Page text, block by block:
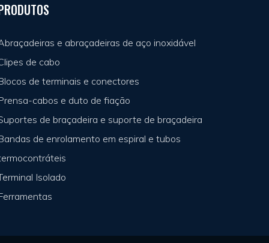
e abraçadeiras de aço inoxidável
de cabo
de terminais e conectores
cabos e duto de fiação
de braçadeira e suporte de braçadeira
de enrolamento em espiral e tubos
Isolado